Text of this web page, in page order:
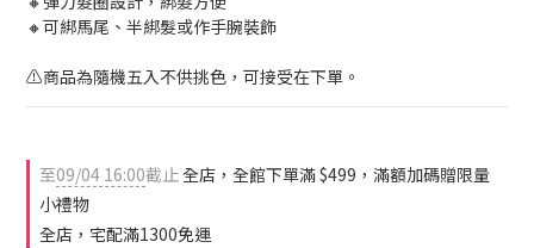
🔸可綁馬尾、半綁髮或作手腕裝飾
⚠️商品為隨機五入不供挑色，可接受在下單。
至09/04 16:00截止全店，全館下單滿 $499，滿額加碼贈限量
小禮物
全店，宅配滿1300免運